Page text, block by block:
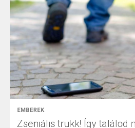
EMBEREK
Zseniális trükk! Így találod